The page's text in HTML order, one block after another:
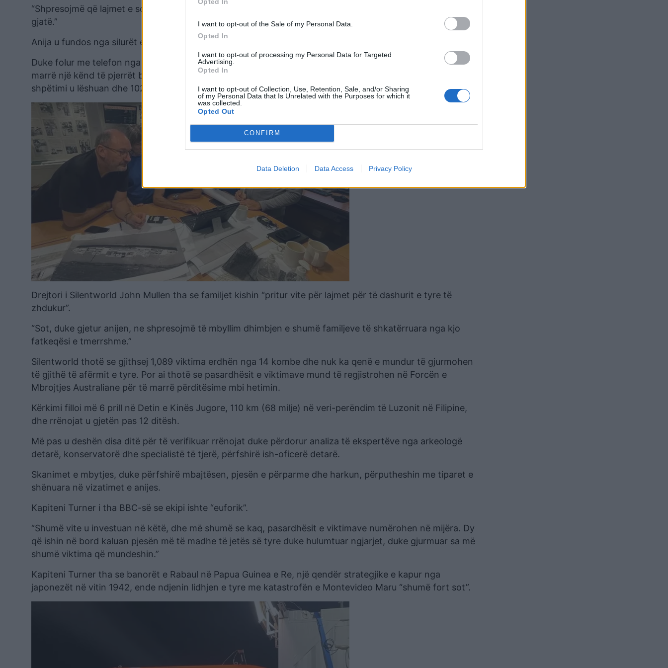
I want to opt-out of the Sale of my Personal Data.
Opted In
I want to opt-out of processing my Personal Data for Targeted
Advertising.
Opted In
I want to opt-out of Collection, Use, Retention, Sale, and/or Sharing
of my Personal Data that Is Unrelated with the Purposes for which it
was collected.
Opted Out
CONFIRM
Data Deletion Data Access Privacy Policy
“Shpresojmë që lajmet e sotme të sjellin një masë ngushëllimi për të dashurit që kanë pritur për një kohë të
gjatë.”
Anija u fundos nga silurët e USS Sturgeon dhe u rrëzua me shpejtësi.
Duke folur me telefon nga anija e kërkimit, kapiteni Turner tha se pasi u godit, Montevideo Maru kishte
marrë një kënd të pjerrët brenda gjashtë minutave dhe u zhduk nën valë në 11 minuta. Vetëm tre varka
shpëtimi u lëshuan dhe 102 ekuipazh dhe roje japoneze u nisën për në Filipine.
Drejtori i Silentworld John Mullen tha se familjet kishin “pritur vite për lajmet për të dashurit e tyre të
zhdukur”.
“Sot, duke gjetur anijen, ne shpresojmë të mbyllim dhimbjen e shumë familjeve të shkatërruara nga kjo
fatkeqësi e tmerrshme.”
Silentworld thotë se gjithsej 1,089 viktima erdhën nga 14 kombe dhe nuk ka qenë e mundur të gjurmohen
të gjithë të afërmit e tyre. Por ai thotë se pasardhësit e viktimave mund të regjistrohen në Forcën e
Mbrojtjes Australiane për të marrë përditësime mbi hetimin.
Kërkimi filloi më 6 prill në Detin e Kinës Jugore, 110 km (68 milje) në veri-perëndim të Luzonit në Filipine,
dhe rrënojat u gjetën pas 12 ditësh.
Më pas u deshën disa ditë për të verifikuar rrënojat duke përdorur analiza të ekspertëve nga arkeologë
detarë, konservatorë dhe specialistë të tjerë, përfshirë ish-oficerë detarë.
Skanimet e mbytjes, duke përfshirë mbajtësen, pjesën e përparme dhe harkun, përputheshin me tiparet e
shënuara në vizatimet e anijes.
Kapiteni Turner i tha BBC-së se ekipi ishte “euforik”.
“Shumë vite u investuan në këtë, dhe më shumë se kaq, pasardhësit e viktimave numërohen në mijëra. Dy
që ishin në bord kaluan pjesën më të madhe të jetës së tyre duke hulumtuar ngjarjet, duke gjurmuar sa më
shumë viktima që mundeshin.”
Kapiteni Turner tha se banorët e Rabaul në Papua Guinea e Re, një qendër strategjike e kapur nga
japonezët në vitin 1942, ende ndjenin lidhjen e tyre me katastrofën e Montevideo Maru “shumë fort sot”.